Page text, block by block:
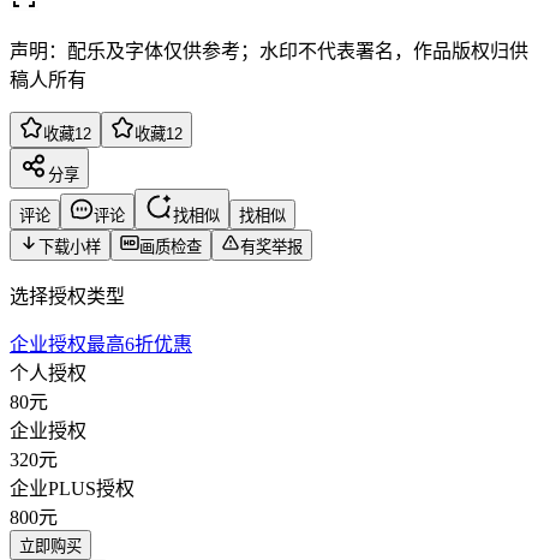
声明：配乐及字体仅供参考；水印不代表署名，作品版权归供
稿人所有
收藏12 收藏12
分享
评论 评论 找相似
找相似
下载小样
画质检查 有奖举报
选择授权类型
企业授权最高6折优惠
个人授权
80元
企业授权
320元
企业PLUS授权
800元
立即购买